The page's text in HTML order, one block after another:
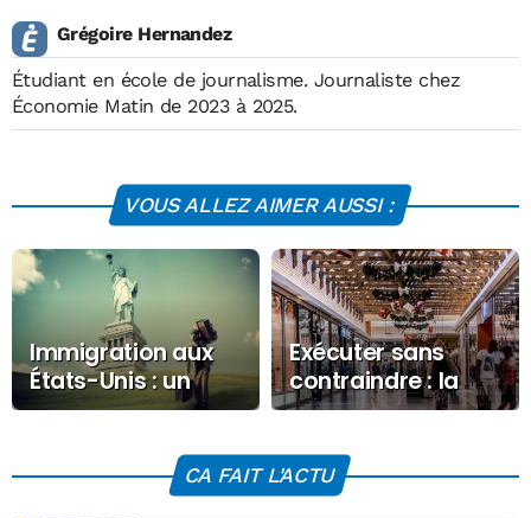
Grégoire Hernandez
Étudiant en école de journalisme. Journaliste chez
Économie Matin de 2023 à 2025.
VOUS ALLEZ AIMER AUSSI :
Immigration aux
États-Unis : un
gain économique
Exécuter sans
contraindre : la
condition oubliée
retail
CA FAIT L'ACTU